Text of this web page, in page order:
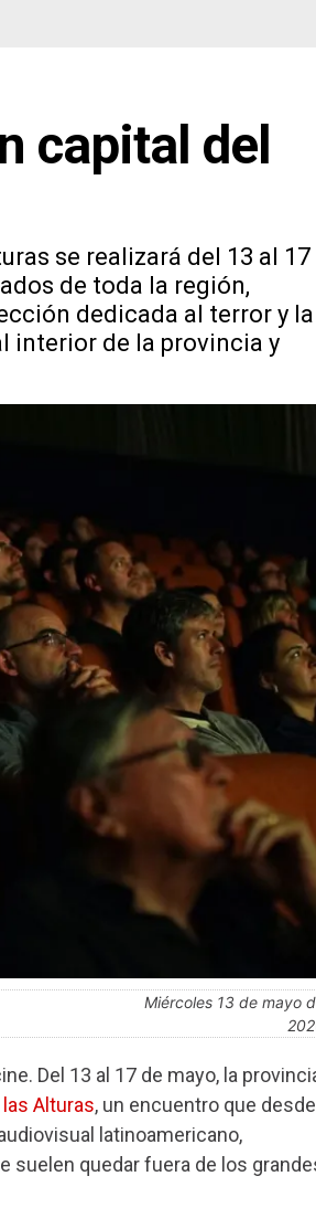
capital del
se realizará del 13 al 17
de toda la región,
dedicada al terror y la
interior de la provincia y
miércoles 13 de mayo de
Del 13 al 17 de mayo, la
Alturas, un encuentro que desde
latinoamericano,
suelen quedar fuera de los